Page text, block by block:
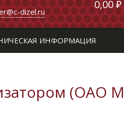
dizel.ru
0,00 ₽
ИНФОРМАЦИЯ
(ОАО